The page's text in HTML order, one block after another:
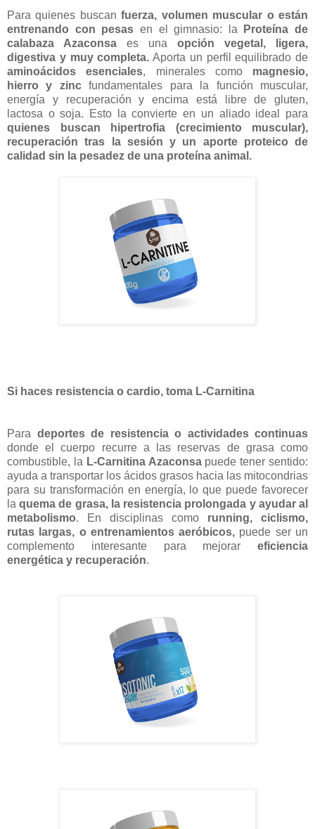
Para quienes buscanfuerza, volumen muscular o están
entrenando con pesas en el gimnasio: la
Proteína de
calabaza Azaconsa es una opción vegetal, ligera,
digestiva y muy completa. Aporta un perfil equilibrado de
aminoácidos esenciales, minerales comomagnesio,
hierro y zincfundamentales para la función muscular,
energía y recuperación y encima está libre de gluten,
lactosa o soja. Esto la convierte en un aliado ideal para
quienes buscan hipertrofia (crecimiento muscular),
recuperación tras la sesión y un aporte proteico de
calidad sin la pesadez de una proteína animal.
Si haces resistencia o cardio, toma L-Carnitina
Para deportes de resistencia o actividades continuas
donde el cuerpo recurre a las reservas de grasa como
combustible, la L‑Carnitina Azaconsapuede tener sentido:
ayuda a transportar los ácidos grasos hacia las mitocondrias
para su transformación en energía, lo que puede favorecer
laquema de grasa, la resistencia prolongada y ayudar al
metabolismo. En disciplinas como running, ciclismo,
rutas largas, o entrenamientos aeróbicos, puede ser un
complemento interesante para mejorar eficiencia
energética y recuperación.